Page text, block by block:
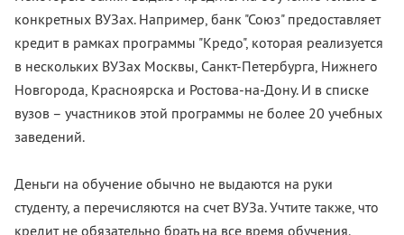
конкретных ВУЗах. Например, банк "Союз" предоставляет
кредит в рамках программы "Кредо", которая реализуется
в нескольких ВУЗах Москвы, Санкт-Петербурга, Нижнего
Новгорода, Красноярска и Ростова-на-Дону. И в списке
вузов – участников этой программы не более 20 учебных
заведений.
Деньги на обучение обычно не выдаются на руки
студенту, а перечисляются на счет ВУЗа. Учтите также, что
кредит не обязательно брать на все время обучения.